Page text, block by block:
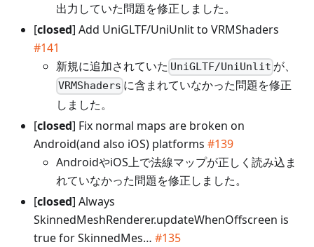
出力していた問題を修正しました。
[closed] Add UniGLTF/UniUnlit to VRMShaders
#141
新規に追加されていた UniGLTF/UniUnlit が、
VRMShaders に含まれていなかった問題を修正
しました。
[closed] Fix normal maps are broken on
Android(and also iOS) platforms #139
AndroidやiOS上で法線マップが正しく読み込ま
れていなかった問題を修正しました。
[closed] Always
SkinnedMeshRenderer.updateWhenOffscreen is
true for SkinnedMes… #135